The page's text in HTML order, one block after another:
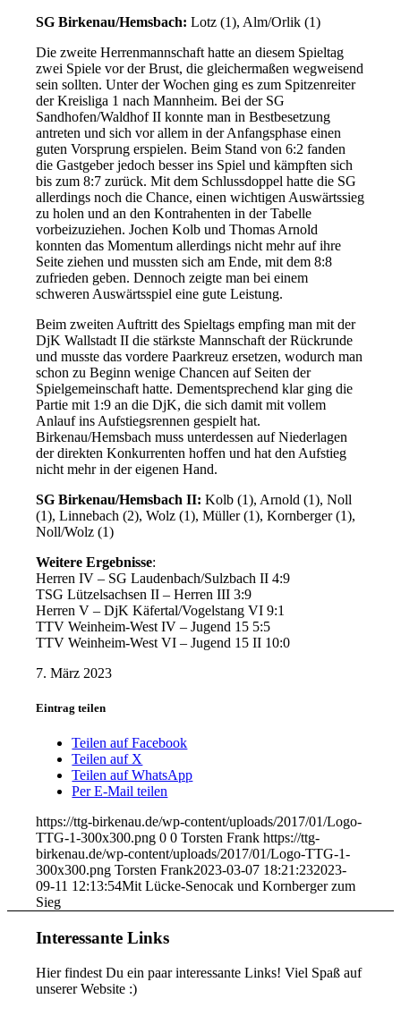
SG Birkenau/Hemsbach:Lotz (1), Alm/Orlik (1)
Die zweite Herrenmannschaft hatte an diesem Spieltag
zwei Spiele vor der Brust, die gleichermaßen wegweisend
sein sollten. Unter der Wochen ging es zum Spitzenreiter
der Kreisliga 1 nach Mannheim. Bei der SG
Sandhofen/Waldhof II konnte man in Bestbesetzung
antreten und sich vor allem in der Anfangsphase einen
guten Vorsprung erspielen. Beim Stand von 6:2 fanden
die Gastgeber jedoch besser ins Spiel und kämpften sich
bis zum 8:7 zurück. Mit dem Schlussdoppel hatte die SG
allerdings noch die Chance, einen wichtigen Auswärtssieg
zu holen und an den Kontrahenten in der Tabelle
vorbeizuziehen. Jochen Kolb und Thomas Arnold
konnten das Momentum allerdings nicht mehr auf ihre
Seite ziehen und mussten sich am Ende, mit dem 8:8
zufrieden geben. Dennoch zeigte man bei einem
schweren Auswärtsspiel eine gute Leistung.
Beim zweiten Auftritt des Spieltags empfing man mit der
DjK Wallstadt II die stärkste Mannschaft der Rückrunde
und musste das vordere Paarkreuz ersetzen, wodurch man
schon zu Beginn wenige Chancen auf Seiten der
Spielgemeinschaft hatte. Dementsprechend klar ging die
Partie mit 1:9 an die DjK, die sich damit mit vollem
Anlauf ins Aufstiegsrennen gespielt hat.
Birkenau/Hemsbach muss unterdessen auf Niederlagen
der direkten Konkurrenten hoffen und hat den Aufstieg
nicht mehr in der eigenen Hand.
SG Birkenau/Hemsbach II:Kolb (1), Arnold (1), Noll
(1), Linnebach (2), Wolz (1), Müller (1), Kornberger (1),
Noll/Wolz (1)
Weitere Ergebnisse:
Herren IV – SG Laudenbach/Sulzbach II 4:9
TSG Lützelsachsen II – Herren III 3:9
Herren V – DjK Käfertal/Vogelstang VI 9:1
TTV Weinheim-West IV – Jugend 15 5:5
TTV Weinheim-West VI – Jugend 15 II 10:0
7. März 2023
Eintrag teilen
Teilen auf Facebook
Teilen auf X
Teilen auf WhatsApp
Per E-Mail teilen
https://ttg-birkenau.de/wp-content/uploads/2017/01/Logo-
TTG-1-300x300.png 0 0 Torsten Frank https://ttg-
birkenau.de/wp-content/uploads/2017/01/Logo-TTG-1-
300x300.png Torsten Frank2023-03-07 18:21:232023-
09-11 12:13:54Mit Lücke-Senocak und Kornberger zum
Sieg
Interessante Links
Hier findest Du ein paar interessante Links! Viel Spaß auf
unserer Website :)